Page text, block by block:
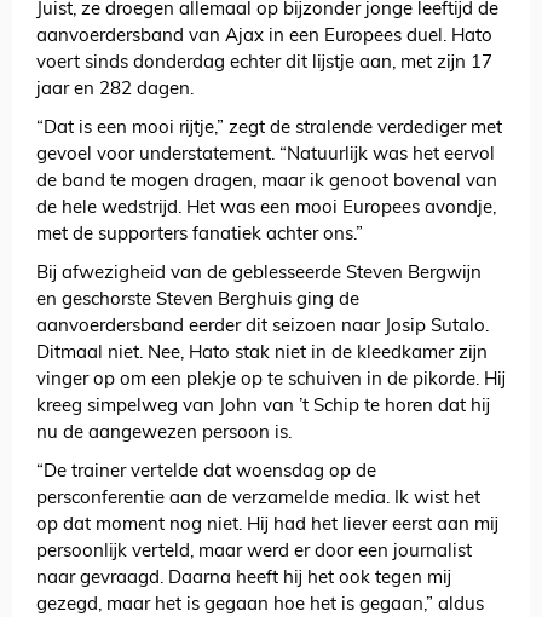
Juist, ze droegen allemaal op bijzonder jonge leeftijd de
aanvoerdersband van Ajax in een Europees duel. Hato
voert sinds donderdag echter dit lijstje aan, met zijn 17
jaar en 282 dagen.
“Dat is een mooi rijtje,” zegt de stralende verdediger met
gevoel voor understatement. “Natuurlijk was het eervol
de band te mogen dragen, maar ik genoot bovenal van
de hele wedstrijd. Het was een mooi Europees avondje,
met de supporters fanatiek achter ons.”
Bij afwezigheid van de geblesseerde Steven Bergwijn
en geschorste Steven Berghuis ging de
aanvoerdersband eerder dit seizoen naar Josip Sutalo.
Ditmaal niet. Nee, Hato stak niet in de kleedkamer zijn
vinger op om een plekje op te schuiven in de pikorde. Hij
kreeg simpelweg van John van ’t Schip te horen dat hij
nu de aangewezen persoon is.
“De trainer vertelde dat woensdag op de
persconferentie aan de verzamelde media. Ik wist het
op dat moment nog niet. Hij had het liever eerst aan mij
persoonlijk verteld, maar werd er door een journalist
naar gevraagd. Daarna heeft hij het ook tegen mij
gezegd, maar het is gegaan hoe het is gegaan,” aldus